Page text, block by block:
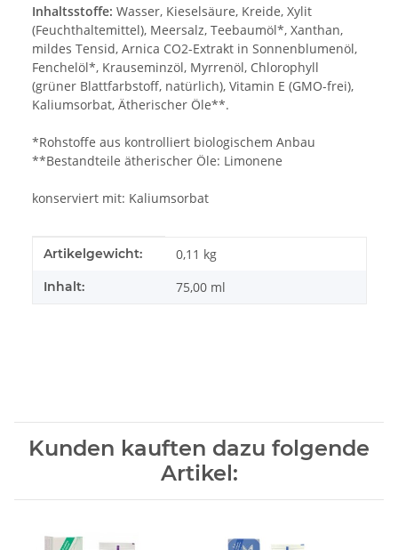
Inhaltsstoffe: Wasser, Kieselsäure, Kreide, Xylit
(Feuchthaltemittel), Meersalz, Teebaumöl*, Xanthan,
mildes Tensid, Arnica CO2-Extrakt in Sonnenblumenöl,
Fenchelöl*, Krauseminzöl, Myrrenöl, Chlorophyll
(grüner Blattfarbstoff, natürlich), Vitamin E (GMO-frei),
Kaliumsorbat, Ätherischer Öle**.
*Rohstoffe aus kontrolliert biologischem Anbau
**Bestandteile ätherischer Öle: Limonene
konserviert mit: Kaliumsorbat
Produkteigenschaft
Wert
Artikelgewicht: 0,11 kg
Inhalt: 75,00 ml
Kunden kauften dazu folgende
Artikel: